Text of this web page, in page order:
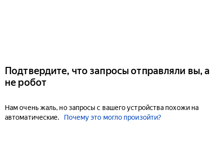
Подтвердите, что запросы отправляли вы, а
не робот
Нам очень жаль, но запросы с вашего устройства похожи на
автоматические.
Почему это могло произойти?